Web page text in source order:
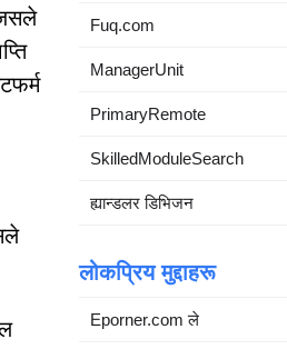
Fuq.com
ManagerUnit
PrimaryRemote
SkilledModuleSearch
ह्यान्डलर डिभिजन
लोकप्रिय मुद्दाहरू
Eporner.com ले